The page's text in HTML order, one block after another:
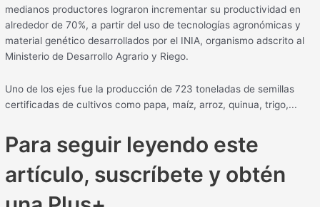
medianos productores lograron incrementar su productividad en
alrededor de 70%, a partir del uso de tecnologías agronómicas y
material genético desarrollados por el INIA, organismo adscrito al
Ministerio de Desarrollo Agrario y Riego.
Uno de los ejes fue la producción de 723 toneladas de semillas
certificadas de cultivos como papa, maíz, arroz, quinua, trigo,...
Para seguir leyendo este
artículo, suscríbete y obtén